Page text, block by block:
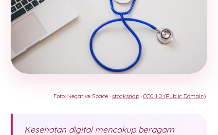
Foto: Negative Space · stocksnap · CC0 1.0 (Public Domain)
Kesehatan digital mencakup beragam